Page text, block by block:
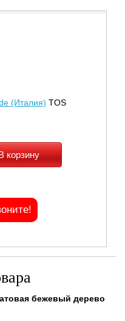
(Италия) TOS
корзину
бежевый дерево